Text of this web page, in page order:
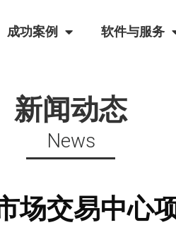
成功案例 软件与服务
新闻动态
News
场交易中心